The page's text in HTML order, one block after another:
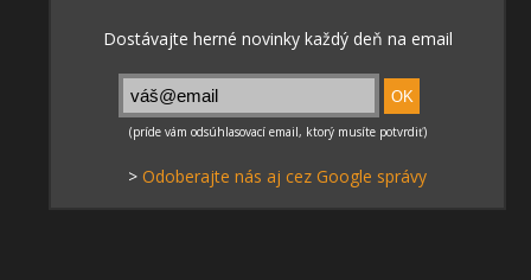
> Odoberajte nás aj cez Google správy